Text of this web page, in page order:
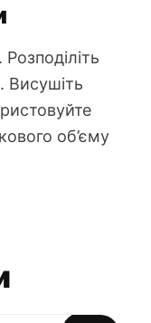
Висушіть
об’єму